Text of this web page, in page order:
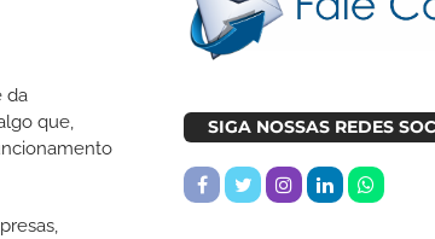
da
que,
SIGA NOSSAS REDES